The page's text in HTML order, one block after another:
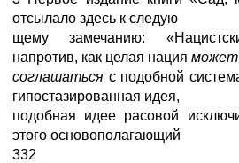
отсылало здесь к следую
щему замечанию:
напротив, как целая нация может
соглашаться с подобной
гипостазированная идея,
подобная идее расовой
этого основополагающий
332